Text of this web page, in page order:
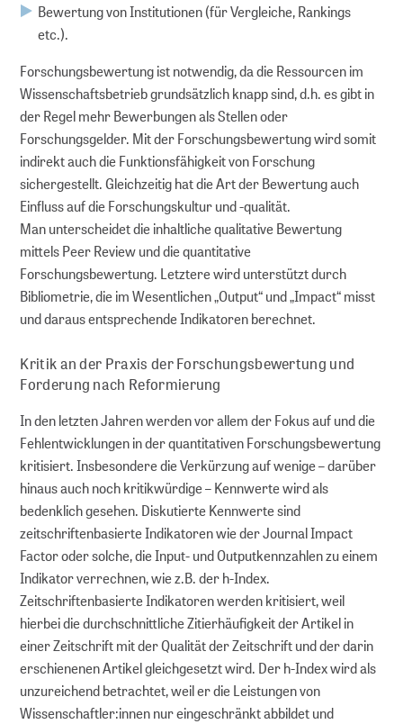
Bewertung von Institutionen (für Vergleiche, Rankings
etc.).
Forschungsbewertung ist notwendig, da die Ressourcen im
Wissenschaftsbetrieb grundsätzlich knapp sind, d.h. es gibt in
der Regel mehr Bewerbungen als Stellen oder
Forschungsgelder. Mit der Forschungsbewertung wird somit
indirekt auch die Funktionsfähigkeit von Forschung
sichergestellt. Gleichzeitig hat die Art der Bewertung auch
Einfluss auf die Forschungskultur und -qualität.
Man unterscheidet die inhaltliche qualitative Bewertung
mittels Peer Review und die quantitative
Forschungsbewertung. Letztere wird unterstützt durch
Bibliometrie, die im Wesentlichen „Output“ und „Impact“ misst
und daraus entsprechende Indikatoren berechnet.
Kritik an der Praxis der Forschungsbewertung und
Forderung nach Reformierung
In den letzten Jahren werden vor allem der Fokus auf und die
Fehlentwicklungen in der quantitativen Forschungsbewertung
kritisiert. Insbesondere die Verkürzung auf wenige – darüber
hinaus auch noch kritikwürdige – Kennwerte wird als
bedenklich gesehen. Diskutierte Kennwerte sind
zeitschriftenbasierte Indikatoren wie der Journal Impact
Factor oder solche, die Input- und Outputkennzahlen zu einem
Indikator verrechnen, wie z.B. der h-Index.
Zeitschriftenbasierte Indikatoren werden kritisiert, weil
hierbei die durchschnittliche Zitierhäufigkeit der Artikel in
einer Zeitschrift mit der Qualität der Zeitschrift und der darin
erschienenen Artikel gleichgesetzt wird. Der h-Index wird als
unzureichend betrachtet, weil er die Leistungen von
Wissenschaftler:innen nur eingeschränkt abbildet und